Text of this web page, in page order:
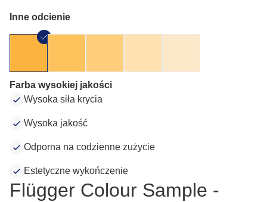
Inne odcienie
Farba wysokiej jakości
Wysoka siła krycia
Wysoka jakość
Odporna na codzienne zużycie
Estetyczne wykończenie
Flügger Colour Sample -